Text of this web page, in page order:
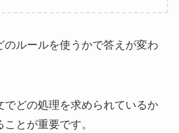
のルールを使うかで答えが変わ
でどの処理を求められているか
とが重要です。